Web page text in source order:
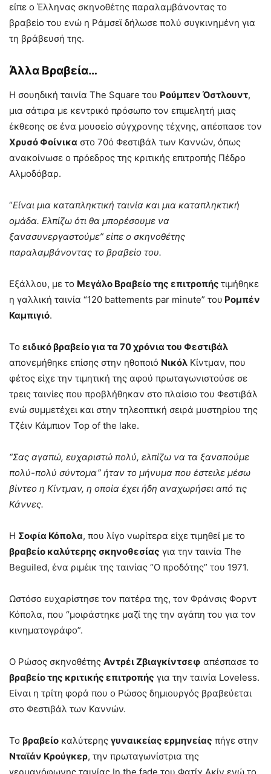
είπε ο Έλληνας σκηνοθέτης παραλαμβάνοντας το
βραβείο του ενώ η Ράμσεϊ δήλωσε πολύ συγκινημένη για
τη βράβευσή της.
Άλλα Βραβεία…
Η σουηδική ταινία The Square του Ρούμπεν Όστλουντ,
μια σάτιρα με κεντρικό πρόσωπο τον επιμελητή μιας
έκθεσης σε ένα μουσείο σύγχρονης τέχνης, απέσπασε τον
Χρυσό Φοίνικα στο 70ό Φεστιβάλ των Καννών, όπως
ανακοίνωσε ο πρόεδρος της κριτικής επιτροπής Πέδρο
Αλμοδόβαρ.
“Είναι μια καταπληκτική ταινία και μια καταπληκτική
ομάδα. Ελπίζω ότι θα μπορέσουμε να
ξανασυνεργαστούμε” είπε ο σκηνοθέτης
παραλαμβάνοντας το βραβείο του.
Εξάλλου, με το Μεγάλο Βραβείο της επιτροπής τιμήθηκε
η γαλλική ταινία “120 battements par minute” του Ρομπέν
Καμπιγιό.
Το ειδικό βραβείο για τα 70 χρόνια του Φεστιβάλ
απονεμήθηκε επίσης στην ηθοποιό Νικόλ Κίντμαν, που
φέτος είχε την τιμητική της αφού πρωταγωνιστούσε σε
τρεις ταινίες που προβλήθηκαν στο πλαίσιο του Φεστιβάλ
ενώ συμμετέχει και στην τηλεοπτική σειρά μυστηρίου της
Τζέιν Κάμπιον Top of the lake.
“Σας αγαπώ, ευχαριστώ πολύ, ελπίζω να τα ξαναπούμε
πολύ-πολύ σύντομα” ήταν το μήνυμα που έστειλε μέσω
βίντεο η Κίντμαν, η οποία έχει ήδη αναχωρήσει από τις
Κάννες.
Η Σοφία Κόπολα, που λίγο νωρίτερα είχε τιμηθεί με το
βραβείο καλύτερης σκηνοθεσίας για την ταινία The
Beguiled, ένα ριμέικ της ταινίας “Ο προδότης” του 1971.
Ωστόσο ευχαρίστησε τον πατέρα της, τον Φράνσις Φορντ
Κόπολα, που “μοιράστηκε μαζί της την αγάπη του για τον
κινηματογράφο”.
Ο Ρώσος σκηνοθέτης Αντρέι Ζβιαγκίντσεφ απέσπασε το
βραβείο της κριτικής επιτροπής για την ταινία Loveless.
Είναι η τρίτη φορά που ο Ρώσος δημιουργός βραβεύεται
στο Φεστιβάλ των Καννών.
Το βραβείο καλύτερης γυναικείας ερμηνείας πήγε στην
Νταϊάν Κρούγκερ, την πρωταγωνίστρια της